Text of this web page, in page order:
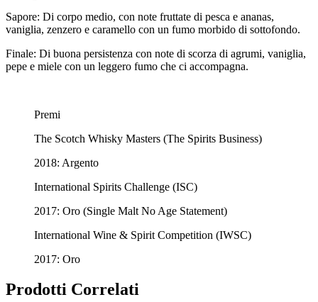
Sapore: Di corpo medio, con note fruttate di pesca e ananas,
vaniglia, zenzero e caramello con un fumo morbido di sottofondo.
Finale: Di buona persistenza con note di scorza di agrumi, vaniglia,
pepe e miele con un leggero fumo che ci accompagna.
Premi
The Scotch Whisky Masters (The Spirits Business)
2018: Argento
International Spirits Challenge (ISC)
2017: Oro (Single Malt No Age Statement)
International Wine & Spirit Competition (IWSC)
2017: Oro
Prodotti Correlati